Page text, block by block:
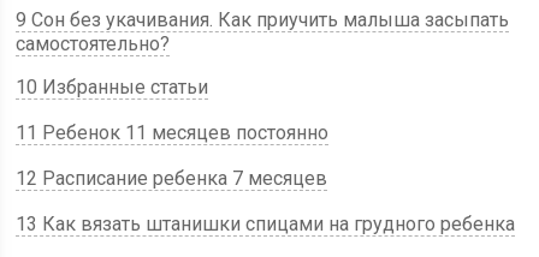
9 Сон без укачивания. Как приучить малыша засыпать
самостоятельно?
10 Избранные статьи
11 Ребенок 11 месяцев постоянно
12 Расписание ребенка 7 месяцев
13 Как вязать штанишки спицами на грудного ребенка